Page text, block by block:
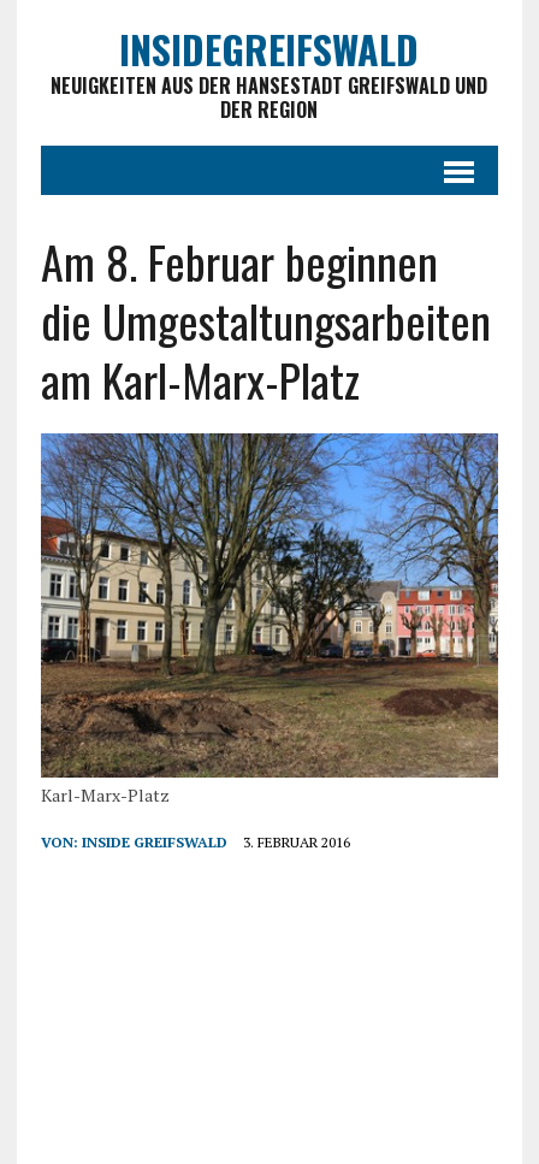
INSIDEGREIFSWALD
NEUIGKEITEN AUS DER HANSESTADT GREIFSWALD UND
DER REGION
Am 8. Februar beginnen
die Umgestaltungsarbeiten
am Karl-Marx-Platz
Karl-Marx-Platz
VON: INSIDE GREIFSWALD 3. FEBRUAR 2016